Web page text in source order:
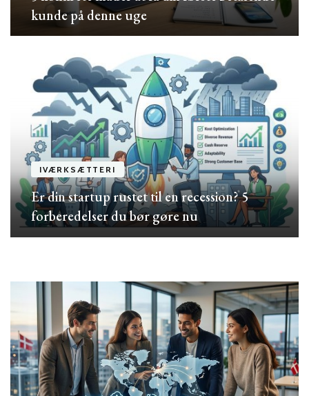
kunde på denne uge
IVÆRKSÆTTERI
Er din startup rustet til en recession? 5
forberedelser du bør gøre nu